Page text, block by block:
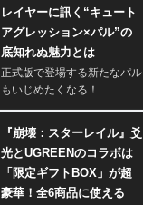
レイヤーに訊く“キュート
アグレッション×パル”の
底知れぬ魅力とは
正式版で登場する新たなパル
もいじめたくなる！
『崩壊：スターレイル』爻
光とUGREENのコラボは
「限定ギフトBOX」が超
豪華！全6商品に使える